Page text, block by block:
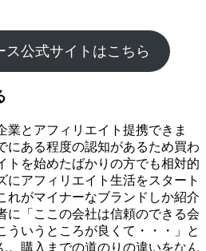
ス公式サイトはこちら
業とアフィリエイト提携できま
にある程度の認知があるため買わ
トを始めたばかりの方でも相対的
にアフィリエイト生活をスタート
れがマイナーなブランドしか紹介
に「ここの会社は信頼のできる会
ういうところが良くて・・・」と
。購入までの道のりの違いをなん